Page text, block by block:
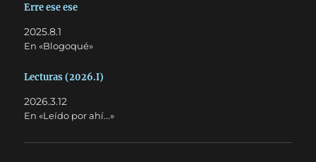
Erre ese ese
2025.8.1
En «Blogoqué»
Lecturas (2026.I)
2026.3.12
En «Leído por ahí...»